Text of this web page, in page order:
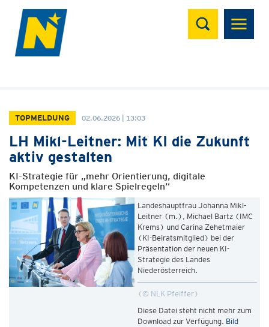
Suchen
TOPMELDUNG 02.06.2026 | 13:03
LH Mikl-Leitner: Mit KI die Zukunft
aktiv gestalten
KI-Strategie für „mehr Orientierung, digitale
Kompetenzen und klare Spielregeln“
Landeshauptfrau Johanna Mikl-
Leitner (m.), Michael Bartz (IMC
Krems) und Carina Zehetmaier
(KI-Beiratsmitglied) bei der
Präsentation der neuen KI-
Strategie des Landes
Niederösterreich.
© NLK Pfeiffer
Diese Datei steht nicht mehr zum
Download zur Verfügung. Bild